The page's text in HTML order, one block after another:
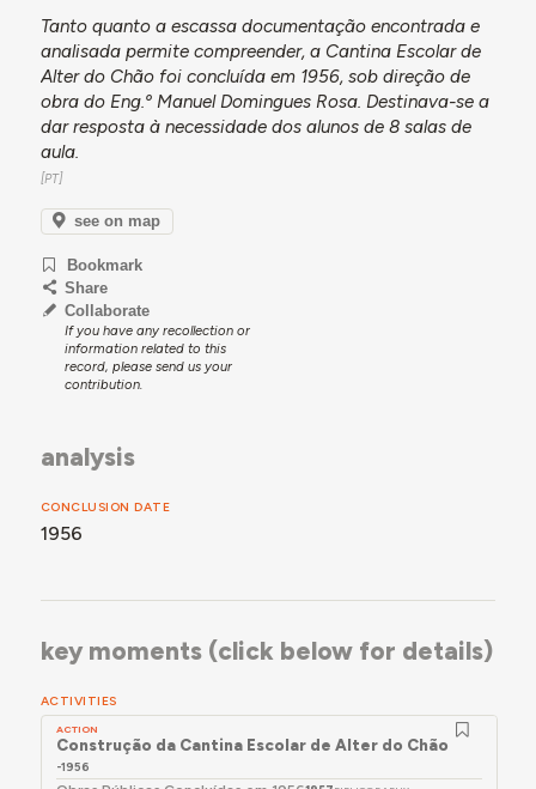
Tanto quanto a escassa documentação encontrada e
analisada permite compreender, a Cantina Escolar de
Alter do Chão foi concluída em 1956, sob direção de
obra do Eng.º Manuel Domingues Rosa. Destinava-se a
dar resposta à necessidade dos alunos de 8 salas de
aula.
see on map
Bookmark
Share
Collaborate
If you have any recollection or
information related to this
record, please send us your
contribution.
analysis
CONCLUSION DATE
1956
key moments (click below for details)
ACTIVITIES
ACTION
Construção da Cantina Escolar de Alter do Chão
-1956